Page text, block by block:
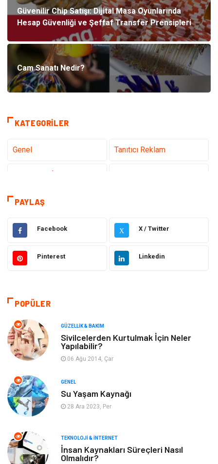
Güvenilir Chip Satışı: Dijital Masa Oyunlarında
Hesap Güvenliği ve Şeffaf Transfer Prensipleri
Cam Sanatı Nedir?
KATEGORILER
Genel Tanıtıcı Reklam
Eğitim & Kariyer
Gündem Hukuk
Moda Sağlıklı Yaşam
Bilgisayar & Yazılım
Makine
Giyim
Yeme & İçme
Keyif & Hobi Organizasyon
Gayrimenkul Spor
PAYLAŞ
Facebook X X / Twitter
Pinterest Linkedin
POPÜLER
GÜZELLIK & BAKIM
Sivilcelerden Kurtulmak İçin Neler
Yapılabilir?
06 Ağu 2014, Çar
GENEL
Su Yaşam Kaynağı
28 Ara 2023, Per
TEKNOLOJI & İNTERNET
İnsan Kaynakları Süreçleri Nasıl
Olmalıdır?